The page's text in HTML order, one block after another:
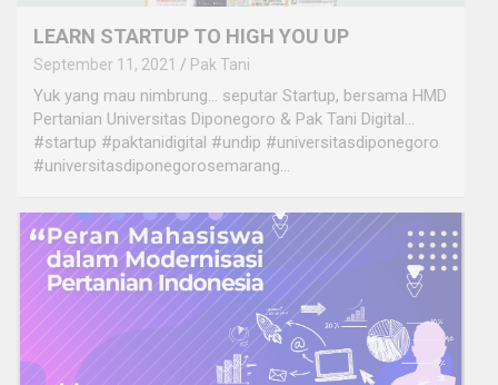
LEARN STARTUP TO HIGH YOU UP
September 11, 2021 Pak Tani
Yuk yang mau nimbrung… seputar Startup, bersama HMD
Pertanian Universitas Diponegoro & Pak Tani Digital…
#startup #paktanidigital #undip #universitasdiponegoro
#universitasdiponegorosemarang…